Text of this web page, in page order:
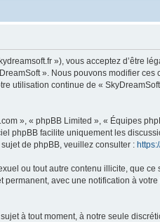
»), vous acceptez d’être
». Nous pouvons modifier
utilisation continue de «
», « phpBB Limited », « Équipes
phpBB facilite uniquement les
de phpBB, veuillez consulter :
ou tout autre contenu illicite, que
avec une notification à
à tout moment, à notre seule